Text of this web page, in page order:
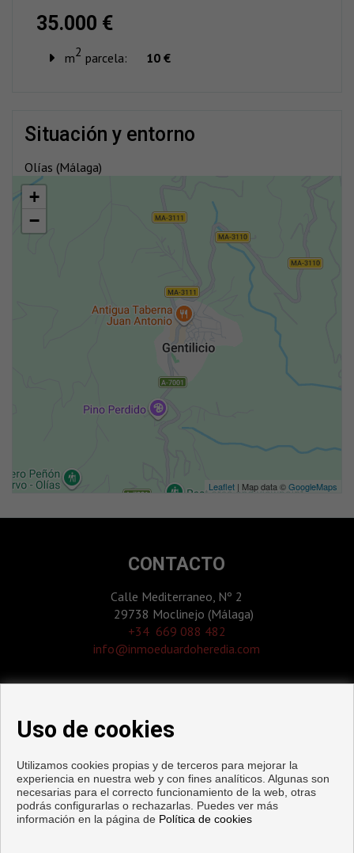
35.000 €
m2 parcela: 10 €
situación y entorno
Olías (Málaga)
+
−
Leaflet | Map data ©GoogleMaps
CONTACTO
Calle Mediterraneo, Nº 2
29738 Moclinejo (Málaga)
‎+34 669 088 482
info@inmoeduardoheredia.com
Uso de cookies
Utilizamos cookies propias y de terceros para mejorar la
experiencia en nuestra web y con fines analíticos. Algunas son
necesarias para el correcto funcionamiento de la web, otras
podrás configurarlas o rechazarlas. Puedes ver más
información en la página de Política de cookies